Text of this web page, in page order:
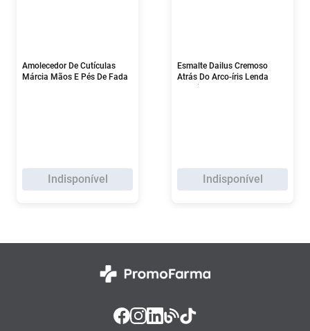
Amolecedor De Cutículas
Márcia Mãos E Pés De Fada
Indisponível
Esmalte Dailus Cremoso
Atrás Do Arco-íris Lenda
Indisponível